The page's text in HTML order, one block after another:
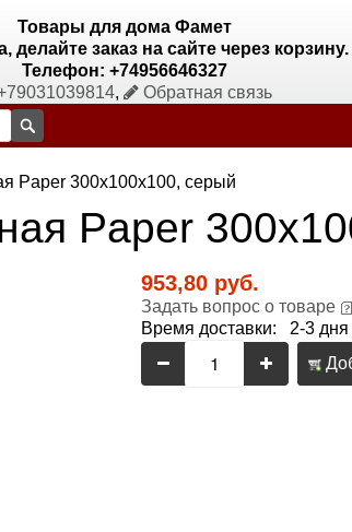
Товары для дома Фамет
делайте заказ на сайте через корзину.
Телефон: +74956646327
,
Обратная связь
Paper 300х100х100, серый
Paper
953,80 руб.
Задать вопрос о товаре
Время доставки: 2-3 дня